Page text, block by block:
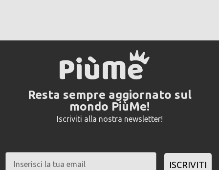
Resta sempre aggiornato sul
mondo PiùMe!
Iscriviti alla nostra newsletter!
ISCRIVITI